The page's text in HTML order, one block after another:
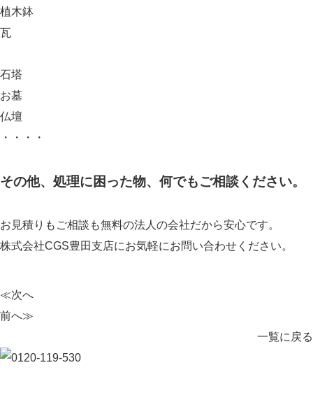
植木鉢
瓦
石塔
お墓
仏壇
・・・・
その他、処理に困った物、何でもご相談ください。
お見積りもご相談も無料の法人の会社だから安心です。
株式会社CGS豊田支店にお気軽にお問い合わせください。
≪次へ
前へ≫
一覧に戻る